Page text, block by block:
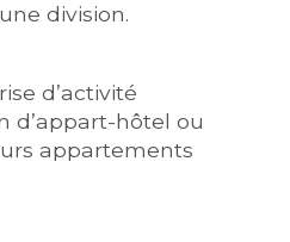
division.
d’activité
d’appart-hôtel ou
appartements